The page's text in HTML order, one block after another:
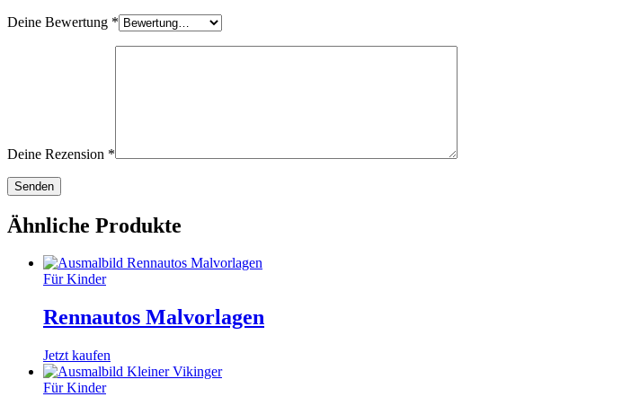
Deine Bewertung *
Deine Rezension *
Ähnliche Produkte
Für Kinder
Rennautos Malvorlagen
Jetzt kaufen
Für Kinder